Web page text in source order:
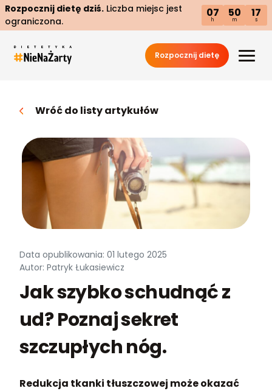
Rozpocznij dietę dziś. Liczba miejsc jest
ograniczona.
07
h
50
m
16
s
Rozpocznij dietę
Wróć do listy artykułów
Data opublikowania: 01 lutego 2025
Autor: Patryk Łukasiewicz
Jak szybko schudnąć z
ud? Poznaj sekret
szczupłych nóg.
Redukcja tkanki tłuszczowej może okazać